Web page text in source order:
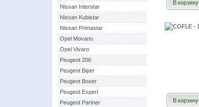
Nissan Interstar
Nissan Kubistar
Nissan Primastar
Opel Movano
Opel Vivaro
Peugeot 206
Peugeot Biper
Peugeot Boxer
Peugeot Expert
Peugeot Partner
В корзину
В корзину